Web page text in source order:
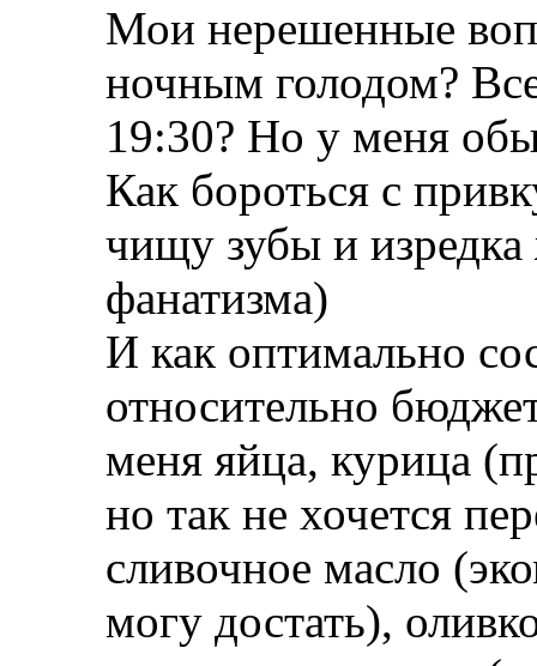
Мои нерешенные
ночным голодом?
19:30? Но у меня
Как бороться с
чищу зубы и
фанатизма)
И как оптимально
относительно
меня яйца, курица
но так не хочется
сливочное масло
могу достать),